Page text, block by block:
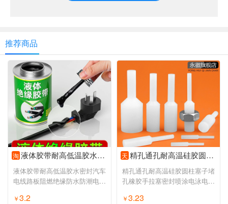
推荐商品
淘 液体胶带耐高低温胶水密封汽车电线路板阻燃绝缘防水防潮电工胶带
液体胶带耐高低温胶水密封汽车
电线路板阻燃绝缘防水防潮电工
￥3.2
天 精孔通孔耐高温硅胶圆柱塞子堵孔橡胶手拉塞密封喷涂电泳电镀氧化
精孔通孔耐高温硅胶圆柱塞子堵
孔橡胶手拉塞密封喷涂电泳电镀
￥3.23